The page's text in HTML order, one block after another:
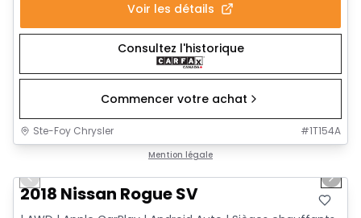
Voir les détails
Consultez l'historique
Commencer votre achat
Ste-Foy Chrysler #1T154A
Mention légale
Previous slide Next
2018 Nissan Rogue SV